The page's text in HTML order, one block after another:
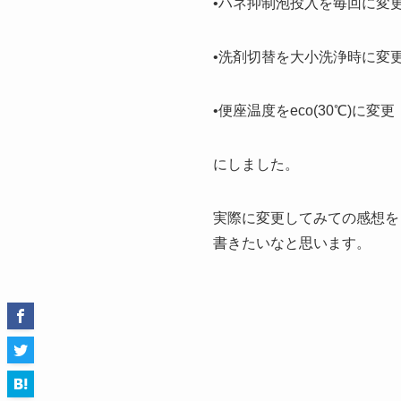
•ハネ抑制泡投入を毎回に変
•洗剤切替を大小洗浄時に変
•便座温度をeco(30℃)に変更
にしました。
実際に変更してみての感想を
書きたいなと思います。